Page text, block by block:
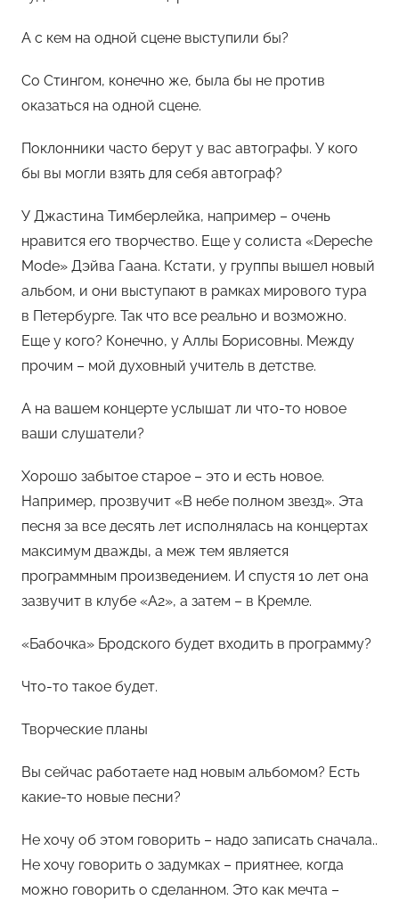
А с кем на одной сцене выступили бы?
Со Стингом, конечно же, была бы не против
оказаться на одной сцене.
Поклонники часто берут у вас автографы. У кого
бы вы могли взять для себя автограф?
У Джастина Тимберлейка, например – очень
нравится его творчество. Еще у солиста «Depeche
Mode» Дэйва Гаана. Кстати, у группы вышел новый
альбом, и они выступают в рамках мирового тура
в Петербурге. Так что все реально и возможно.
Еще у кого? Конечно, у Аллы Борисовны. Между
прочим – мой духовный учитель в детстве.
А на вашем концерте услышат ли что-то новое
ваши слушатели?
Хорошо забытое старое – это и есть новое.
Например, прозвучит «В небе полном звезд». Эта
песня за все десять лет исполнялась на концертах
максимум дважды, а меж тем является
программным произведением. И спустя 10 лет она
зазвучит в клубе «А2», а затем – в Кремле.
«Бабочка» Бродского будет входить в программу?
Что-то такое будет.
Творческие планы
Вы сейчас работаете над новым альбомом? Есть
какие-то новые песни?
Не хочу об этом говорить – надо записать сначала..
Не хочу говорить о задумках – приятнее, когда
можно говорить о сделанном. Это как мечта –